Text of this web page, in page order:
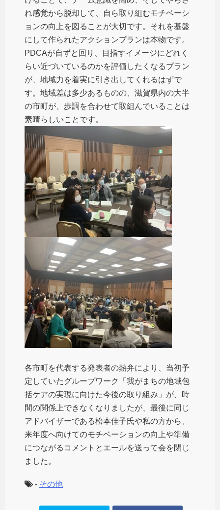
れ感覚から脱却して、自ら取り組むモチベーシ
ョンの向上を図ることが大切です。それを基盤
にして作られたアクションプランは本物です。
PDCAが自ずと回り、目指すイメージにどれく
らい近づいているのかを評価したくなるプラン
が、地域力を着実に引き出してくれるはずで
す。地域差は多少あるものの、滋賀県内の大半
の市町が、歩調を合わせて取組んでいることは
素晴らしいことです。
各市町を代表する発表者の熱弁により、当初予
定していたグループワーク「我がまちの地域包
括ケアの実現に向けた今後の取り組み」が、時
間の関係上できなくなりましたが、最後に同じ
アドバイザーである松本佳子氏や私の方から、
来年度へ向けてのモチベーションの向上や準備
につながるコメントとエールを送って会を閉じ
ました。
- その他